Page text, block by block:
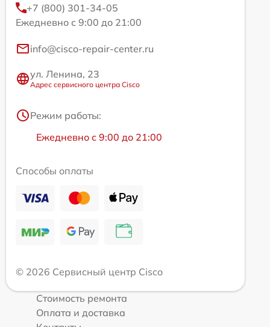
+7 (800) 301-34-05
Ежедневно с 9:00 до 21:00
info@cisco-repair-center.ru
ул. Ленина, 23
Адрес сервисного центра Cisco
Режим работы:
Ежедневно с 9:00 до 21:00
Способы оплаты
© 2026 Сервисный центр Cisco
Стоимость ремонта
Оплата и доставка